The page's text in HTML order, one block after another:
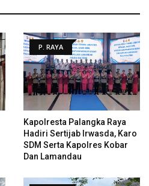
P. RAYA
Kapolresta Palangka Raya
Hadiri Sertijab Irwasda, Karo
SDM Serta Kapolres Kobar
Dan Lamandau